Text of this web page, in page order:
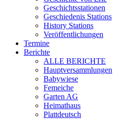
Geschichtsstationen
Geschiedenis Stations
History Stations
Veröffentlichungen
Termine
Berichte
ALLE BERICHTE
Hauptversammlungen
Babywiese
Femeiche
Garten AG
Heimathaus
Plattdeutsch